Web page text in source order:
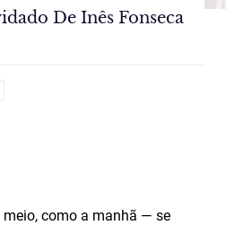
De Inês Fonseca
meio, como a manhã — se